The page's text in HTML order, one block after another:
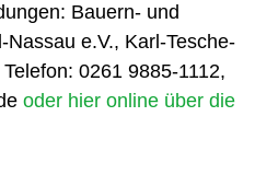
Bauern- und
e.V., Karl-Tesche-
0261 9885-1112,
oder hier online über die